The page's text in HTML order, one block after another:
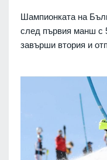
Шампионката на
след първия манш с
завърши втория и